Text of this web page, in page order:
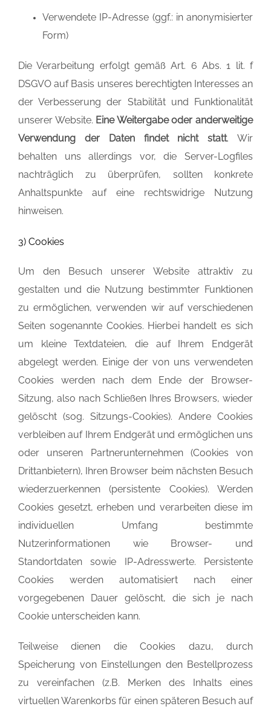
Verwendete IP-Adresse (ggf.: in anonymisierter
Form)
Die Verarbeitung erfolgt gemäß Art. 6 Abs. 1 lit. f
DSGVO auf Basis unseres berechtigten Interesses an
der Verbesserung der Stabilität und Funktionalität
unserer Website. Eine Weitergabe oder anderweitige
Verwendung der Daten
findet nicht statt. Wir
behalten uns allerdings vor, die Server-Logfiles
nachträglich zu überprüfen, sollten konkrete
Anhaltspunkte auf eine rechtswidrige Nutzung
hinweisen.
3) Cookies
Um den Besuch unserer Website attraktiv zu
gestalten und die Nutzung bestimmter Funktionen
zu ermöglichen, verwenden wir auf verschiedenen
Seiten sogenannte Cookies. Hierbei handelt es sich
um kleine Textdateien, die auf Ihrem Endgerät
abgelegt werden. Einige der von uns verwendeten
Cookies werden nach dem Ende der Browser-
Sitzung, also nach Schließen Ihres Browsers, wieder
gelöscht (sog. Sitzungs-Cookies). Andere Cookies
verbleiben auf Ihrem Endgerät und ermöglichen uns
oder unseren Partnerunternehmen (Cookies von
Drittanbietern), Ihren Browser beim nächsten Besuch
wiederzuerkennen (persistente Cookies). Werden
Cookies gesetzt, erheben und verarbeiten diese im
individuellen Umfang bestimmte
Nutzerinformationen wie Browser- und
Standortdaten sowie IP-Adresswerte. Persistente
Cookies werden automatisiert nach einer
vorgegebenen Dauer gelöscht, die sich je nach
Cookie unterscheiden kann.
Teilweise dienen die Cookies dazu, durch
Speicherung von Einstellungen den Bestellprozess
zu vereinfachen (z.B. Merken des Inhalts eines
virtuellen Warenkorbs für einen späteren Besuch auf